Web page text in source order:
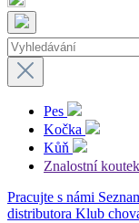
Pes
Kočka
Kůň
Znalostní koutek
Pracujte s námi
distributora Klub